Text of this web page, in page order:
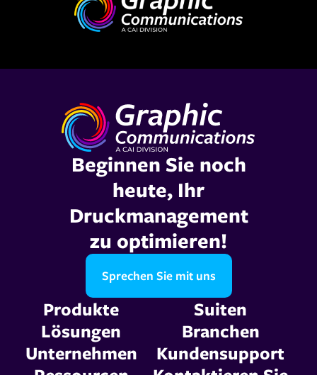
Beginnen Sie noch
heute, Ihr
Druckmanagement
zu optimieren!
Sprechen Sie mit uns
Produkte
Suiten
Lösungen
Branchen
Unternehmen
Kundensupport
Ressourcen
Kontaktieren Sie